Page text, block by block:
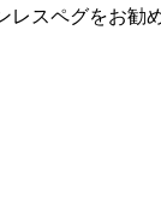
スペグをお勧め